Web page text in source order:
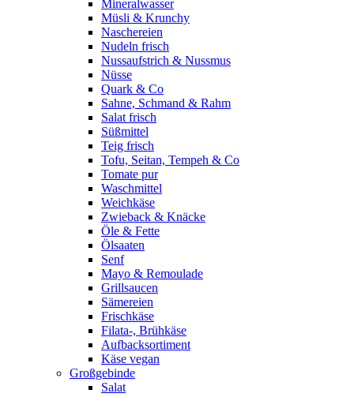
Mineralwasser
Müsli & Krunchy
Naschereien
Nudeln frisch
Nussaufstrich & Nussmus
Nüsse
Quark & Co
Sahne, Schmand & Rahm
Salat frisch
Süßmittel
Teig frisch
Tofu, Seitan, Tempeh & Co
Tomate pur
Waschmittel
Weichkäse
Zwieback & Knäcke
Öle & Fette
Ölsaaten
Senf
Mayo & Remoulade
Grillsaucen
Sämereien
Frischkäse
Filata-, Brühkäse
Aufbacksortiment
Käse vegan
Großgebinde
Salat